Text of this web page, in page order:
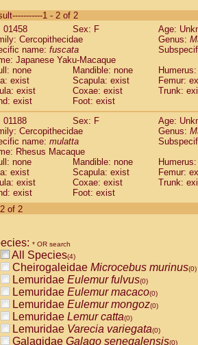
CebidaeSaguinus labiatus(0)
Cebidae Saguinus leucopus (0)
CebidaeSaguinus midas
CebidaeSaguinus mystax
Cebidae Saguinus nigricollis (1)
Cebidae Saguinus oedipus
Cebidae Saguinus weddelli
Cebidae Saguinusspp.
Cebidae Aotus trivirgatus
CebidaeCebus albifrons
CebidaeCebus apella
CebidaeCebus capucinus
Cebidae Cebus nigrivittatus
Cebidae Cebusspp.(0)
Cebidae Saimiri boliviensis
CebidaeSaimiri sciureus(0)
AtelidaeAlouatta caraya(0)
Atelidae Alouatta seniculus
AtelidaeAlouatta
AtelidaeAteles belzebuth(0)
AtelidaeAteles geoffroyi(0)
AtelidaeAteles paniscus(0)
AtelidaeAtelesspp. (0)
AtelidaeLagothrix lagothricha
AtelidaeLagothrix lagothricha cana
PitheciidaeCacajao calvus
1 - 2 of 2
01458
Sex: F
Age:
Cercopithecidae
Genus:
name: fuscata
Japanese Yaku-Macaque
none
Mandible: none
exist
Scapula: exist
Femur:
exist
Coxae: exist
Trunk:
exist
Foot: exist
01188
Sex: F
Age:
Cercopithecidae
Genus:
name: mulatta
Rhesus Macaque
none
Mandible: none
exist
Scapula: exist
Femur:
exist
Coxae: exist
Trunk:
exist
Foot: exist
of 2
* OR search
All Species(4)
Cheirogaleidae Microcebus murinus(0)
Lemuridae Eulemur fulvus(0)
Lemuridae Eulemur macaco(0)
Lemuridae Eulemur mongoz(0)
Lemuridae Lemur catta(0)
Lemuridae Varecia variegata(0)
Galagidae Galago senegalensis(0)